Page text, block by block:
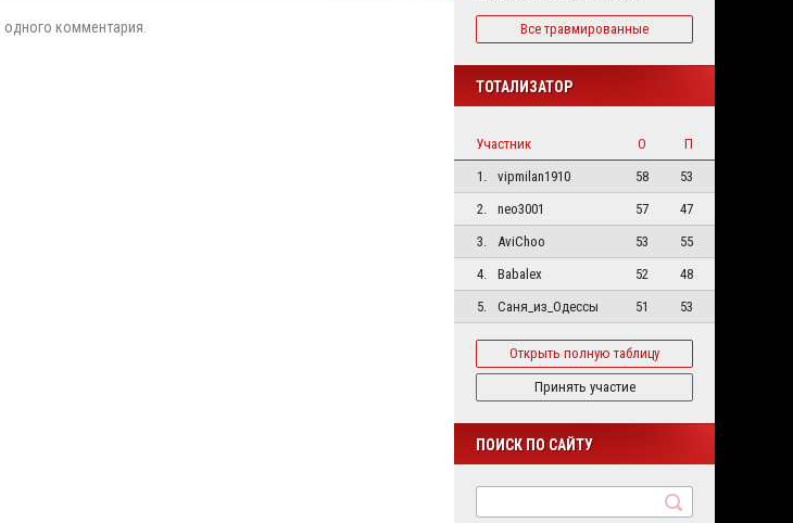
одного комментария. Все травмированные
ТОТАЛИЗАТОР
Участник О
П
1.
vipmilan1910 58
53
2.
neo3001 57
47
3.
AviChoo 53
55
4.
Babalex 52
48
5.
Саня_из_Одессы 51 53
Открыть полную таблицу
Принять участие
ПОИСК ПО САЙТУ